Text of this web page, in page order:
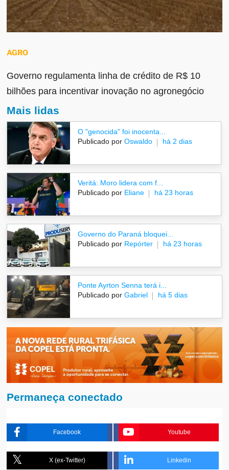
AGRO
Governo regulamenta linha de crédito de R$ 10
bilhões para incentivar inovação no agronegócio
Mais lidas
O "genocida" foi inocenta...
Publicado por Oswaldo há 2 dias
Veritá: Moro lidera com f...
Publicado por Eliane há 23 horas
Governo do Paraná bloquei...
Publicado por Repórter há 23 horas
Ponte Ayrton Senna terá i...
Publicado por Gabriel há 5 dias
Permaneça conectado
Facebook Youtube
X (ex-Twitter) Linkedin